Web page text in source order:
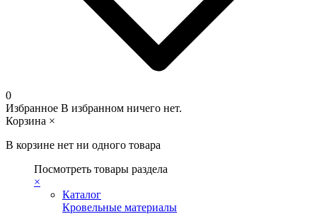
0
Избранное В избранном ничего нет.
Корзина ×
В корзине нет ни одного товара
Посмотреть товары раздела
×
Каталог
Кровельные материалы